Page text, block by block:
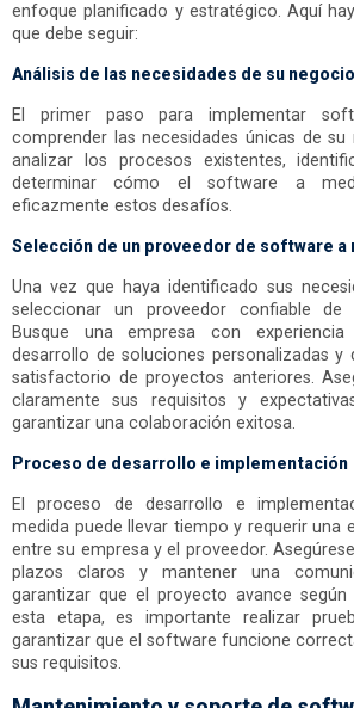
enfoque planificado y estratégico. Aquí
que debe seguir:
Análisis de las necesidades de su negocio
El primer paso para implementar
comprender las necesidades únicas de
analizar los procesos existentes,
determinar cómo el software a
eficazmente estos desafíos.
Selección de un proveedor de software a
Una vez que haya identificado sus
seleccionar un proveedor confiable
Busque una empresa con
desarrollo de soluciones personalizadas y
satisfactorio de proyectos anteriores.
claramente sus requisitos y
garantizar una colaboración exitosa.
Proceso de desarrollo e implementación
El proceso de desarrollo e
medida puede llevar tiempo y requerir una
entre su empresa y el proveedor.
plazos claros y mantener una
garantizar que el proyecto avance según
esta etapa, es importante realizar
garantizar que el software funcione
sus requisitos.